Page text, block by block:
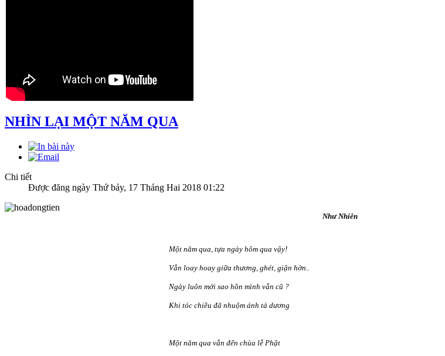
NHÌN LẠI MỘT NĂM QUA
Chi tiết
Được đăng ngày Thứ bảy, 17 Tháng Hai 2018 01:22
Như Nhiên
Một năm qua, tựa ngày hôm qua vậy!
Vẫn loay hoay giữa thương, ghét, giận hờn..
Ngày luôn mới sao hồn mình vẫn cũ ?
Khi tóc chiều đã nhuộm ánh tà dương
Một năm qua vẫn đến chùa lễ Phật